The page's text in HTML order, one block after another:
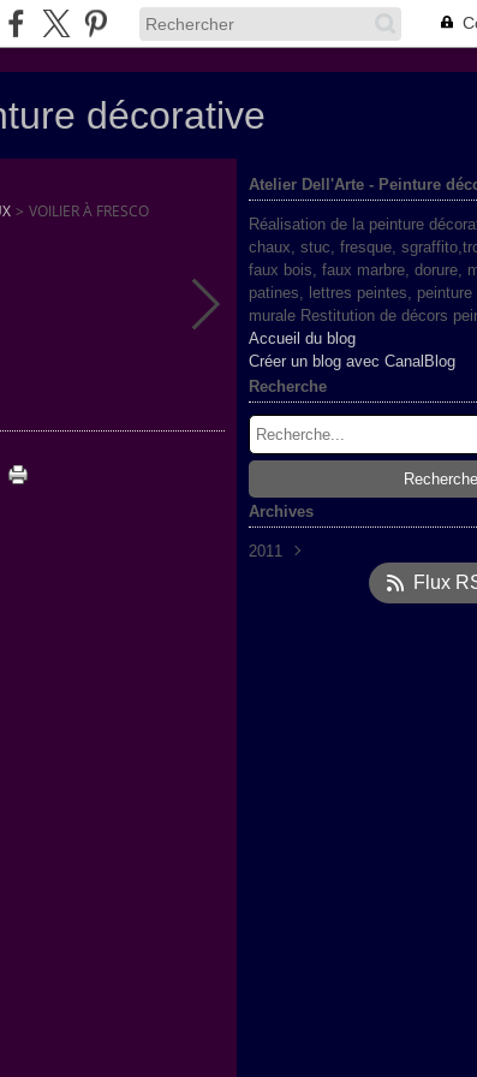
décorative
> VOILIER À FRESCO
Atelier Dell'Arte - Peinture
Réalisation de la peinture
chaux, stuc, fresque,
faux bois, faux marbre, dorure,
patines, lettres peintes,
murale Restitution de décors
Accueil du blog
Créer un blog avec CanalBlog
Recherche
Archives
2011
Flux